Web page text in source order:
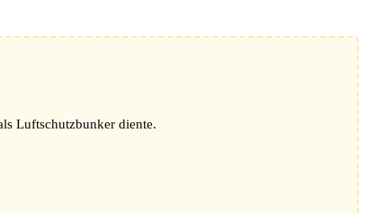
Luftschutzbunker diente.